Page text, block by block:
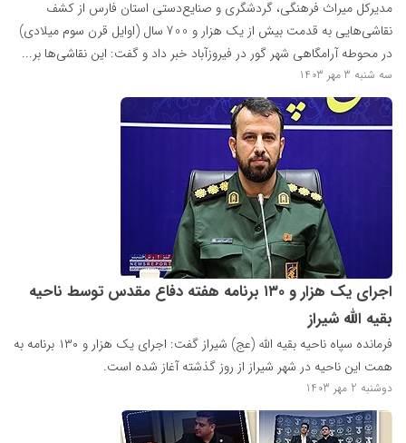
مدیرکل میراث فرهنگی، گردشگری و صنایع‌دستی استان فارس از کشف
نقاشی‌هایی به قدمت بیش از یک هزار و 700 سال (اوایل قرن سوم میلادی)
در محوطه آرامگاهی شهر گور در فیروزآباد خبر داد و گفت: این نقاشی‌ها بر...
سه شنبه 3 مهر 1403
اجرای یک هزار و ۱۳۰ برنامه هفته دفاع مقدس توسط ناحیه
بقیه الله شیراز
فرمانده سپاه ناحیه بقیه الله (عج) شیراز گفت: اجرای یک هزار و ۱۳۰ برنامه به
همت این ناحیه در شهر شیراز از روز گذشته آغاز شده است.
دوشنبه 2 مهر 1403